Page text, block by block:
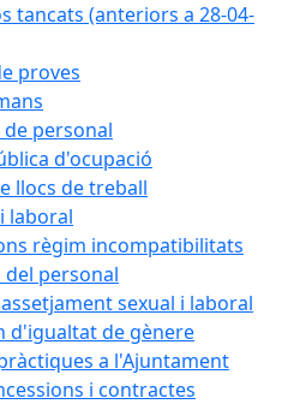
tancats (anteriors a 28-04-
proves
personal
d'ocupació
llocs de treball
laboral
règim incompatibilitats
del personal
sexual i laboral
d'igualtat de gènere
a l'Ajuntament
i contractes